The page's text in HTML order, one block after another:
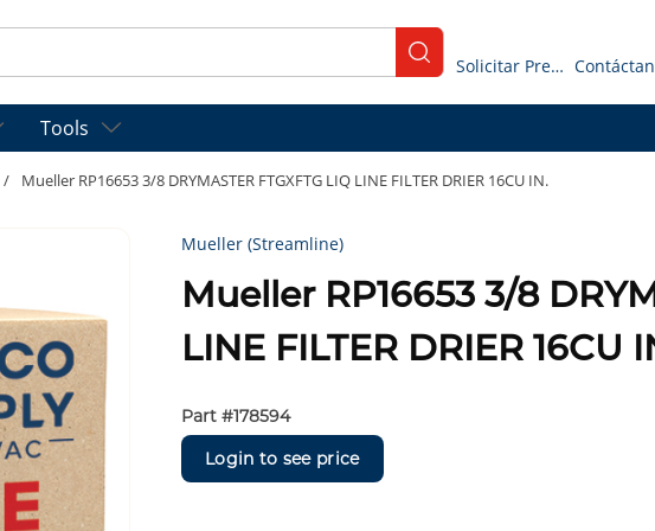
submit search
Solicitar Presupuesto
Tools
/ Mueller RP16653 3/8 DRYMASTER FTGXFTG LIQ LINE FILTER DRIER 16CU IN.
Mueller (Streamline)
Mueller RP16653 3/8
LINE FILTER DRIER 16CU
Part #178594
Login to see price